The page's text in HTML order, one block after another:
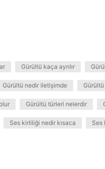
Gürültü kaça ayrılır
Gürültü nedir iletişimde Gürültü
Gürültü türleri nelerdir
Ses kirliliği nedir kısaca Ses